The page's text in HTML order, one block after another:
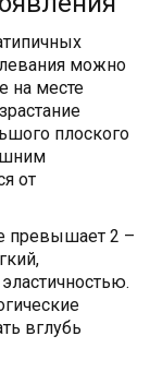
можно
на месте
плоского
от
превышает 2 –
вглубь